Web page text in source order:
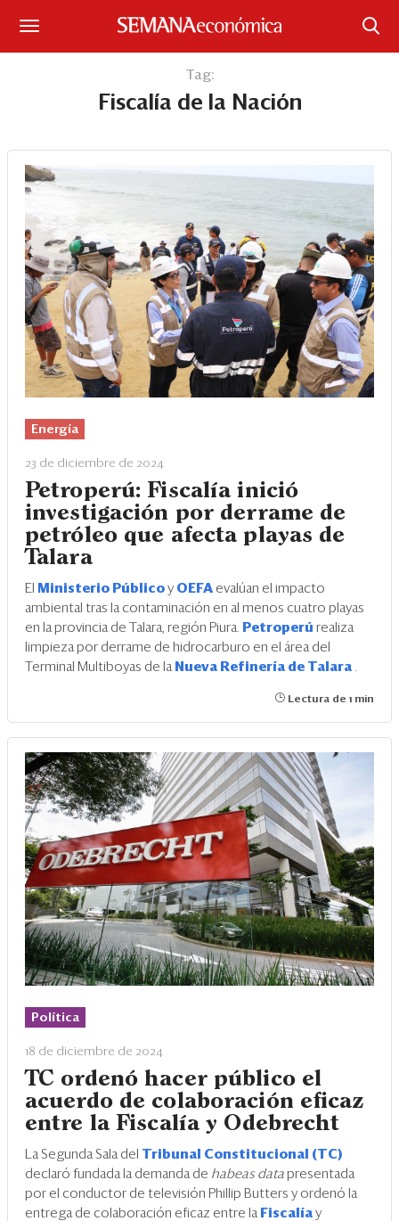
Iniciar sesión
Portada
¿Qué está pasando?
Sectores y Empresas
Management
Economía y Finanzas
Legal y Política
Eventos
Blogs
Ranking CEO
Edición Impresa
Tag:
Fiscalía de la Nación
Energía
23 de diciembre de 2024
Petroperú: Fiscalía inició
investigación por derrame de
petróleo que afecta playas de
Talara
El Ministerio Público y OEFA evalúan el impacto
ambiental tras la contaminación en al menos cuatro playas
en la provincia de Talara, región Piura. Petroperú realiza
limpieza por derrame de hidrocarburo en el área del
Terminal Multiboyas de la Nueva Refinería de Talara .
Lectura de 1 min
Política
18 de diciembre de 2024
TC ordenó hacer público el
acuerdo de colaboración eficaz
entre la Fiscalía y Odebrecht
La Segunda Sala del Tribunal Constitucional (TC)
declaró fundada la demanda de habeas data presentada
por el conductor de televisión Phillip Butters y ordenó la
entrega de colaboración eficaz entre la Fiscalía y